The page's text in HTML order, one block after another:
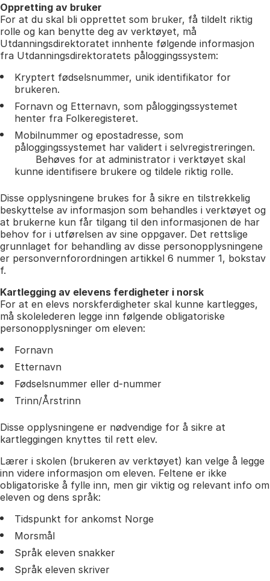
Oppretting av bruker
For at du skal bli opprettet som bruker, få tildelt riktig
rolle og kan benytte deg av verktøyet, må
Utdanningsdirektoratet innhente følgende informasjon
fra Utdanningsdirektoratets påloggingssystem:
Kryptert fødselsnummer, unik identifikator for
brukeren.
Fornavn og Etternavn, som påloggingssystemet
henter fra Folkeregisteret.
Mobilnummer og epostadresse, som
påloggingssystemet har validert i selvregistreringen.
Behøves for at administrator i verktøyet skal
kunne identifisere brukere og tildele riktig rolle.
Disse opplysningene brukes for å sikre en tilstrekkelig
beskyttelse av informasjon som behandles i verktøyet og
at brukerne kun får tilgang til den informasjonen de har
behov for i utførelsen av sine oppgaver. Det rettslige
grunnlaget for behandling av disse personopplysningene
er personvernforordningen artikkel 6 nummer 1, bokstav
f.
Kartlegging av elevens ferdigheter i norsk
For at en elevs norskferdigheter skal kunne kartlegges,
må skolelederen legge inn følgende obligatoriske
personopplysninger om eleven:
Fornavn
Etternavn
Fødselsnummer eller d-nummer
Trinn/Årstrinn
Disse opplysningene er nødvendige for å sikre at
kartleggingen knyttes til rett elev.
Lærer i skolen (brukeren av verktøyet) kan velge å legge
inn videre informasjon om eleven. Feltene er ikke
obligatoriske å fylle inn, men gir viktig og relevant info om
eleven og dens språk:
Tidspunkt for ankomst Norge
Morsmål
Språk eleven snakker
Språk eleven skriver